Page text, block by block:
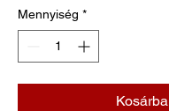
Mennyiség *
Kosárba